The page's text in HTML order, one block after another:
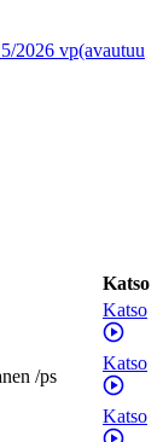
2026 vp(avautuu
Katso
Katso
/ps
Katso
Katso